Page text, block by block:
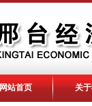
站首页 关